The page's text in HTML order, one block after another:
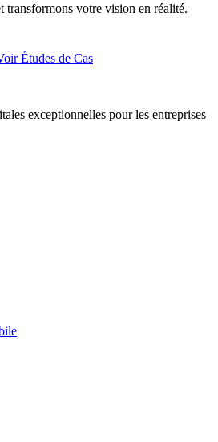
transformons votre vision en réalité.
Études de Cas
exceptionnelles pour les entreprises